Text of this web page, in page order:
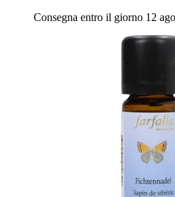
Consegna entro il giorno 12